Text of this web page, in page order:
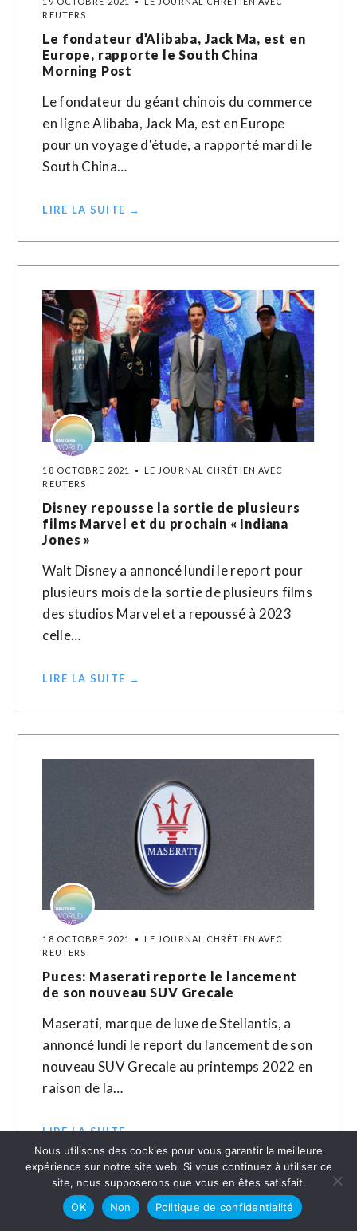
REUTERS
Le fondateur d’Alibaba, Jack Ma, est en
Europe, rapporte le South China
Morning Post
Le fondateur du géant chinois du commerce
en ligne Alibaba, Jack Ma, est en Europe
pour un voyage d'étude, a rapporté mardi le
South China…
LIRE LA SUITE →
18 OCTOBRE 2021
LE JOURNAL CHRÉTIEN AVEC
REUTERS
Disney repousse la sortie de plusieurs
films Marvel et du prochain « Indiana
Jones »
Walt Disney a annoncé lundi le report pour
plusieurs mois de la sortie de plusieurs films
des studios Marvel et a repoussé à 2023
celle…
LIRE LA SUITE →
18 OCTOBRE 2021
LE JOURNAL CHRÉTIEN AVEC
REUTERS
Puces: Maserati reporte le lancement
de son nouveau SUV Grecale
Maserati, marque de luxe de Stellantis, a
annoncé lundi le report du lancement de son
nouveau SUV Grecale au printemps 2022 en
raison de la…
LIRE LA SUITE →
Nous utilisons des cookies pour vous garantir la meilleure
expérience sur notre site web. Si vous continuez à utiliser ce
site, nous supposerons que vous en êtes satisfait.
OK
Non Politique de confidentialité